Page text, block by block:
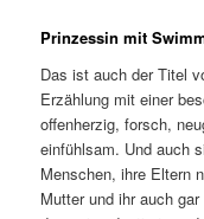
Prinzessin mit
Das ist auch der Titel
Erzählung mit einer
offenherzig, forsch,
einfühlsam. Und auch
Menschen, ihre Eltern
Mutter und ihr auch